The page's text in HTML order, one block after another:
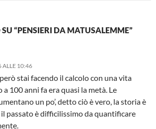
“PENSIERI DA MATUSALEMME”
ALLE 10:46
stai facendo il calcolo con una vita
a 100 anni fa era quasi la metà. Le
un po’, detto ciò è vero, la storia è
il passato è difficilissimo da quantificare